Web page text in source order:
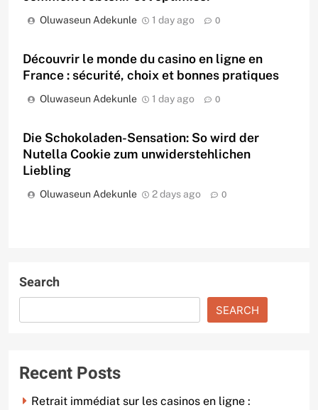
Oluwaseun Adekunle 1 day ago 0
Découvrir le monde du casino en ligne en
France : sécurité, choix et bonnes pratiques
Oluwaseun Adekunle 1 day ago 0
Die Schokoladen-Sensation: So wird der
Nutella Cookie zum unwiderstehlichen
Liebling
Oluwaseun Adekunle 2 days ago 0
Search
SEARCH
Recent Posts
Retrait immédiat sur les casinos en ligne :